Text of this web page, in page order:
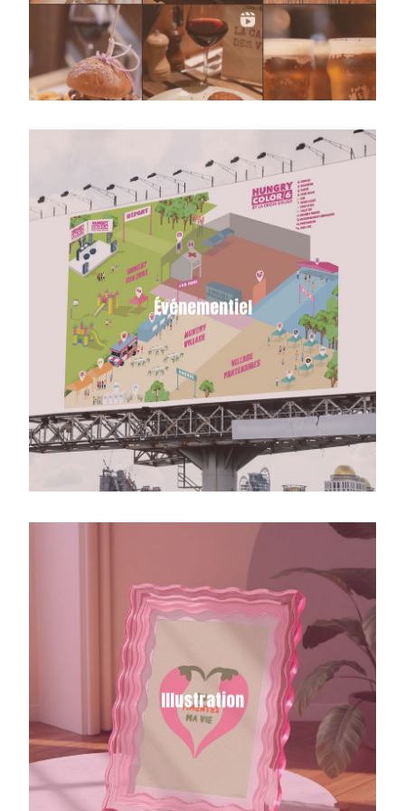
Événementiel
Festival, concert, événement
d’entreprise, défilé, lancement de
produit… je suis à votre service pour
faire rayonner n’importe quel
événement que vous souhaitez
organiser.
Illustration
Ayant une grande passion pour les
couleurs, je crée des illustrations
vibrantes et captivantes qui ravivent
instantanément n’importe quel projet.
Que vous cherchiez à dynamiser votre
marque, à ajouter une touche de peps à
vos publications sur les réseaux
sociaux, ou à embellir vos produits et
emballages !